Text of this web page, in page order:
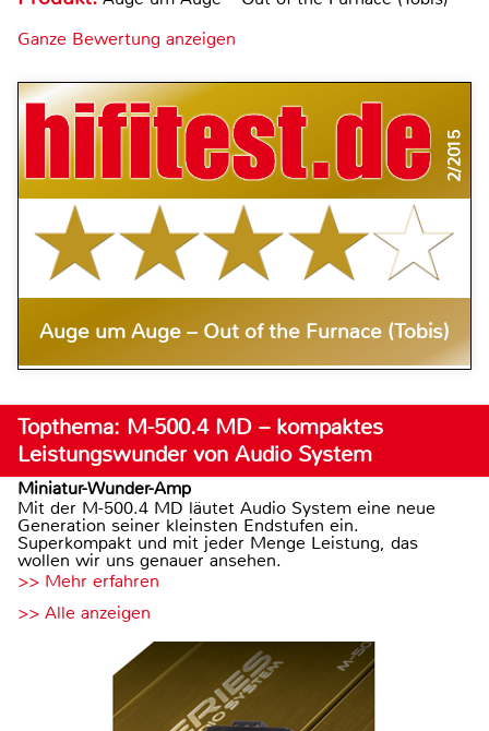
Ganze Bewertung anzeigen
2/2015
Auge um Auge – Out of the Furnace (Tobis)
Topthema: M-500.4 MD – kompaktes
Leistungswunder von Audio System
Miniatur-Wunder-Amp
Mit der M-500.4 MD läutet Audio System eine neue
Generation seiner kleinsten Endstufen ein.
Superkompakt und mit jeder Menge Leistung, das
wollen wir uns genauer ansehen.
>> Mehr erfahren
>> Alle anzeigen